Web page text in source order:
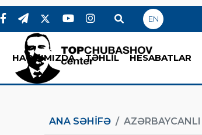
EN
HAQQIMIZDA TƏHLİL HESABATLAR
ANA SƏHIFƏ AZƏRBAYCANLI